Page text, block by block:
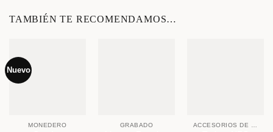
TAMBIÉN TE RECOMENDAMOS…
Nuevo
MONEDERO GRABADO